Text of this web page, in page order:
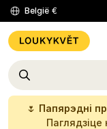
België €
🌷 Папярэдні
Паглядзіце